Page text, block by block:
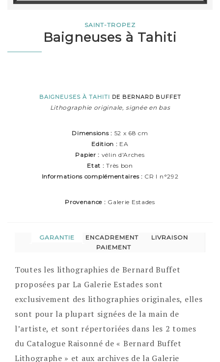
SAINT-TROPEZ
Baigneuses à Tahiti
BAIGNEUSES À TAHITI DE BERNARD BUFFET
Lithographie originale, signée en bas
Dimensions : 52 x 68 cm
Edition : EA
Papier : vélin d'Arches
Etat : Très bon
Informations complémentaires : CR I n°292
Provenance : Galerie Estades
GARANTIE ENCADREMENT
LIVRAISON
PAIEMENT
Toutes les lithographies de Bernard Buffet
proposées par La Galerie Estades sont
exclusivement des lithographies originales, elles
sont pour la plupart signées de la main de
l’artiste, et sont répertoriées dans les 2 tomes
du Catalogue Raisonné de « Bernard Buffet
Lithographe » et aux archives de la Galerie